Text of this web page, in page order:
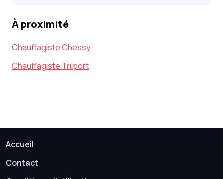
À proximité
Chauffagiste Chessy
Chauffagiste Trilport
Accueil
Contact